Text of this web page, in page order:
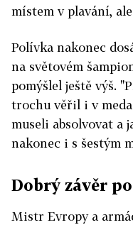
místem v plavání,
Polívka nakonec
na světovém
pomýšlel ještě výš.
trochu věřil i v
museli absolvovat a
nakonec i s šestým
Dobrý závěr
Mistr Evropy a